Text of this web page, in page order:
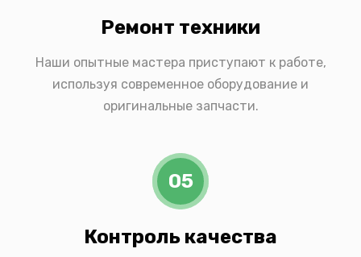
Ремонт техники
Наши опытные мастера приступают к работе,
используя современное оборудование и
оригинальные запчасти.
05
Контроль качества